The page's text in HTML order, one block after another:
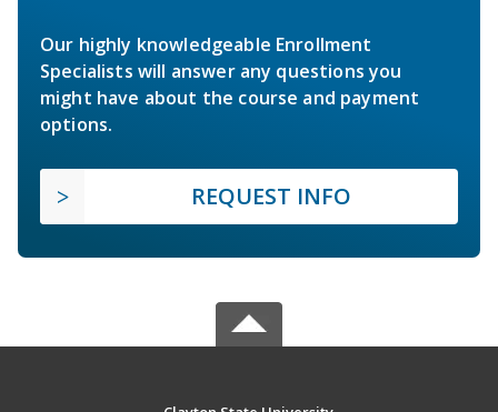
Our highly knowledgeable Enrollment
Specialists will answer any questions you
might have about the course and payment
options.
REQUEST INFO